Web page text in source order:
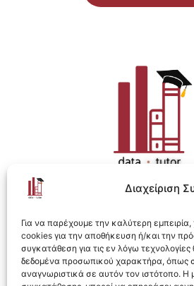
Διαχείριση
Για να παρέχουμε την καλύτερη
cookies για την αποθήκευση ή/και την
συγκατάθεση για τις εν λόγω
δεδομένα προσωπικού χαρακτήρα, όπως
αναγνωριστικά σε αυτόν τον ιστότοπο.
Η ολοκληρωμένη